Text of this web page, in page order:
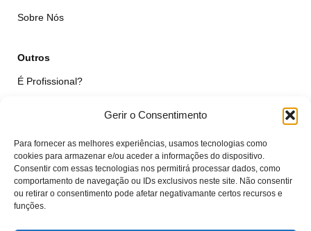
Gerir o Consentimento
Para fornecer as melhores experiências, usamos tecnologias como
cookies para armazenar e/ou aceder a informações do dispositivo.
Consentir com essas tecnologias nos permitirá processar dados, como
comportamento de navegação ou IDs exclusivos neste site. Não consentir
ou retirar o consentimento pode afetar negativamante certos recursos e
funções.
Sobre Nós
Outros
É Profissional?
Qualidade das Peças
Minha Conta